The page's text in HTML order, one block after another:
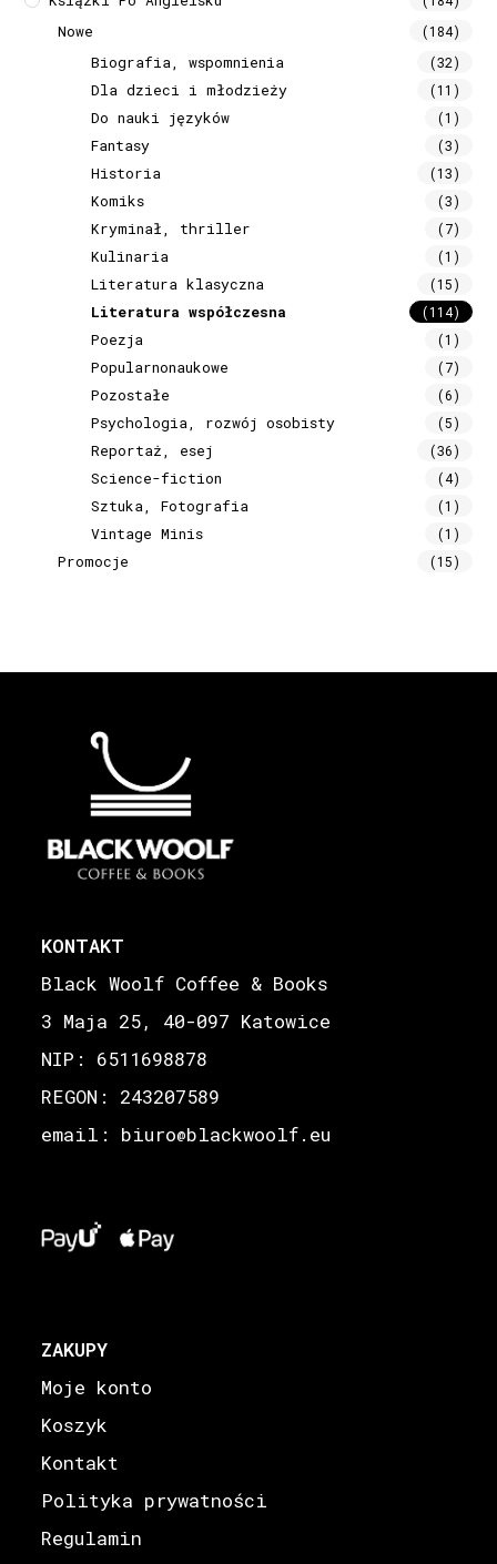
Nowe (184)
Biografia, wspomnienia (32)
Dla dzieci i młodzieży (11)
Do nauki języków (1)
Fantasy (3)
Historia (13)
Komiks (3)
Kryminał, thriller (7)
Kulinaria (1)
Literatura klasyczna (15)
Literatura współczesna (114)
Poezja (1)
Popularnonaukowe (7)
Pozostałe (6)
Psychologia, rozwój osobisty (5)
Reportaż, esej (36)
Science-fiction (4)
Sztuka, Fotografia (1)
Vintage Minis (1)
Promocje (15)
KONTAKT
Black Woolf Coffee & Books
3 Maja 25, 40-097 Katowice
NIP: 6511698878
REGON: 243207589
email: biuro@blackwoolf.eu
ZAKUPY
Moje konto
Koszyk
Kontakt
Polityka prywatności
Regulamin